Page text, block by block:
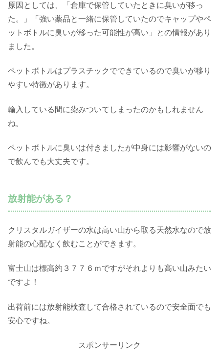
原因としては、「倉庫で保管していたときに臭いが移っ
た。」「強い薬品と一緒に保管していたのでキャップやペ
ットボトルに臭いが移った可能性が高い」との情報があり
ました。
ペットボトルはプラスチックでできているので臭いが移り
やすい特徴があります。
輸入している間に染みついてしまったのかもしれません
ね。
ペットボトルに臭いは付きましたが中身には影響がないの
で飲んでも大丈夫です。
放射能がある？
クリスタルガイザーの水は高い山から取る天然水なので放
射能の心配なく飲むことができます。
富士山は標高約３７７６ｍですがそれよりも高い山みたい
ですよ！
出荷前には放射能検査して合格されているので安全面でも
安心ですね。
スポンサーリンク